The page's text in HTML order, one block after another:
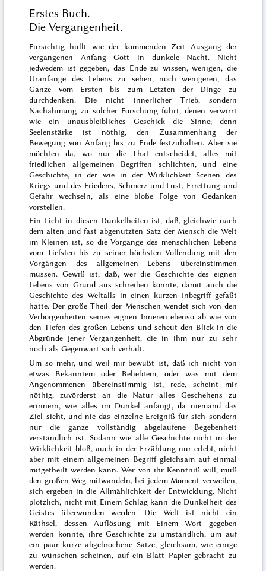
Erstes Buch.
Die Vergangenheit.
Fürsichtig hüllt wie der kommenden Zeit Ausgang der
vergangenen Anfang Gott in dunkele Nacht. Nicht
jedwedem ist gegeben, das Ende zu wissen, wenigen, die
Uranfänge des Lebens zu sehen, noch wenigeren, das
Ganze vom Ersten bis zum Letzten der Dinge zu
durchdenken. Die nicht innerlicher Trieb, sondern
Nachahmung zu solcher Forschung führt, denen verwirrt
wie ein unausbleibliches Geschick die Sinne; denn
Seelenstärke ist nöthig, den Zusammenhang der
Bewegung von Anfang bis zu Ende festzuhalten. Aber sie
möchten da, wo nur die That entscheidet, alles mit
friedlichen allgemeinen Begriffen schlichten, und eine
Geschichte, in der wie in der Wirklichkeit Scenen des
Kriegs und des Friedens, Schmerz und Lust, Errettung und
Gefahr wechseln, als eine bloße Folge von Gedanken
vorstellen.
Ein Licht in diesen Dunkelheiten ist, daß, gleichwie nach
dem alten und fast abgenutzten Satz der Mensch die Welt
im Kleinen ist, so die Vorgänge des menschlichen Lebens
vom Tiefsten bis zu seiner höchsten Vollendung mit den
Vorgängen des allgemeinen Lebens übereinstimmen
müssen. Gewiß ist, daß, wer die Geschichte des eignen
Lebens von Grund aus schreiben könnte, damit auch die
Geschichte des Weltalls in einen kurzen Inbegriff gefaßt
hätte. Der große Theil der Menschen wendet sich von den
Verborgenheiten seines eignen Inneren ebenso ab wie von
den Tiefen des großen Lebens und scheut den Blick in die
Abgründe jener Vergangenheit, die in ihm nur zu sehr
noch als Gegenwart sich verhält.
Um so mehr, und weil mir bewußt ist, daß ich nicht von
etwas Bekanntem oder Beliebtem, oder was mit dem
Angenommenen übereinstimmig ist, rede, scheint mir
nöthig, zuvörderst an die Natur alles Geschehens zu
erinnern, wie alles im Dunkel anfängt, da niemand das
Ziel sieht, und nie das einzelne Ereigniß für sich sondern
nur die ganze vollständig abgelaufene Begebenheit
verständlich ist. Sodann wie alle Geschichte nicht in der
Wirklichkeit bloß, auch in der Erzählung nur erlebt, nicht
aber mit einem allgemeinen Begriff gleichsam auf einmal
mitgetheilt werden kann. Wer von ihr Kenntniß will, muß
den großen Weg mitwandeln, bei jedem Moment verweilen,
sich ergeben in die Allmählichkeit der Entwicklung. Nicht
plötzlich, nicht mit Einem Schlag kann die Dunkelheit des
Geistes überwunden werden. Die Welt ist nicht ein
Räthsel, dessen Auflösung mit Einem Wort gegeben
werden könnte, ihre Geschichte zu umständlich, um auf
ein paar kurze abgebrochene Sätze, gleichsam, wie einige
zu wünschen scheinen, auf ein Blatt Papier gebracht zu
werden.